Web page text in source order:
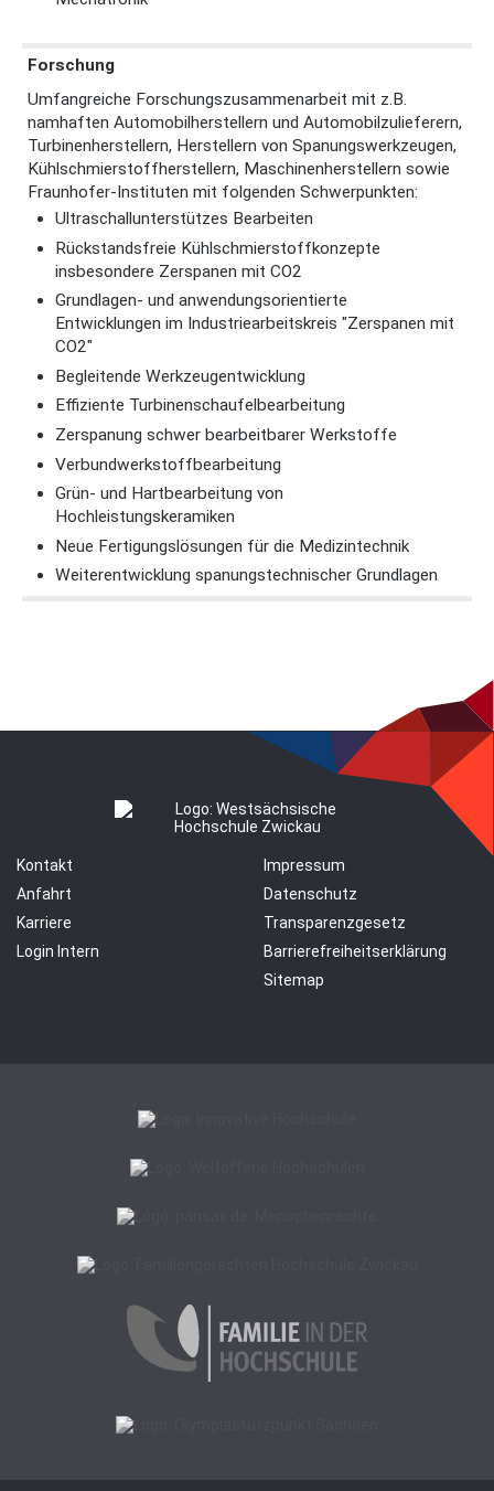
Forschung
Umfangreiche Forschungszusammenarbeit mit z.B.
namhaften Automobilherstellern und Automobilzulieferern,
Turbinenherstellern, Herstellern von Spanungswerkzeugen,
Kühlschmierstoffherstellern, Maschinenherstellern sowie
Fraunhofer-Instituten mit folgenden Schwerpunkten:
Ultraschallunterstützes Bearbeiten
Rückstandsfreie Kühlschmierstoffkonzepte
insbesondere Zerspanen mit CO2
Grundlagen- und anwendungsorientierte
Entwicklungen im Industriearbeitskreis "Zerspanen mit
CO2"
Begleitende Werkzeugentwicklung
Effiziente Turbinenschaufelbearbeitung
Zerspanung schwer bearbeitbarer Werkstoffe
Verbundwerkstoffbearbeitung
Grün- und Hartbearbeitung von
Hochleistungskeramiken
Neue Fertigungslösungen für die Medizintechnik
Weiterentwicklung spanungstechnischer Grundlagen
Kontakt
Anfahrt
Karriere
Login Intern
Impressum
Datenschutz
Transparenzgesetz
Barrierefreiheitserklärung
Sitemap